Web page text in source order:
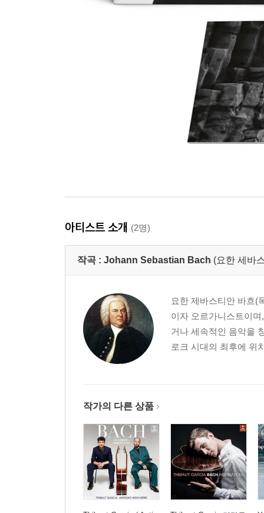
아티스트 소개 (2명)
작곡 : Johann Sebastian Bach (요한 세바
요한 제바스티안 바흐(
이자 오르가니스트이
거나 세속적인 음악을
로크 시대의 최후에 위
작가의 다른 상품